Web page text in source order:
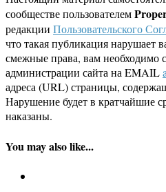
сообществе пользователем
редакции Пользовательского
что такая публикация нарушает
смежные права, вам необходимо
администрации сайта на EMAIL
адреса (URL) страницы,
Нарушение будет в кратчайшие
наказаны.
You may also like...